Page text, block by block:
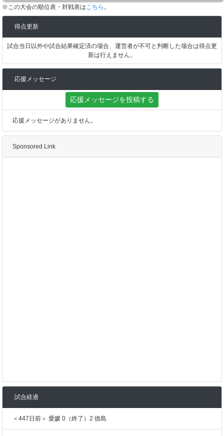
※この大会の順位表・対戦表はこちら 。
得点更新
試合当日以外や試合結果確定済の場合、運営者が不可と判断した場合は得点更
新は行えません。
応援メッセージ
応援メッセージを投稿する
応援メッセージがありません。
Sponsored Link
試合経過
＜447日前＞ 愛媛 0（終了）2 徳島